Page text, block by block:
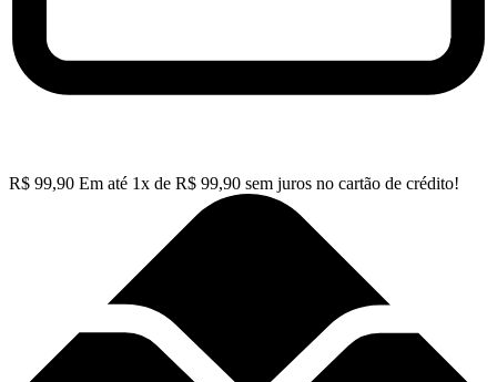
R$ 99,90 Em até 1x de R$ 99,90 sem juros no cartão de crédito!